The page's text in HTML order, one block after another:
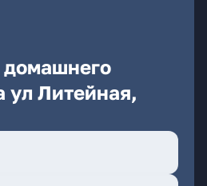
ул Литейная,